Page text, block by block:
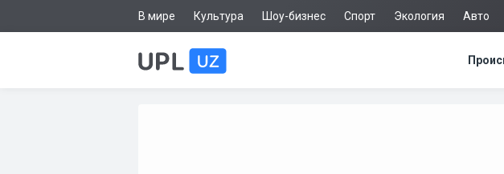
В мире Культура Шоу-бизнес Спорт Экология Авто